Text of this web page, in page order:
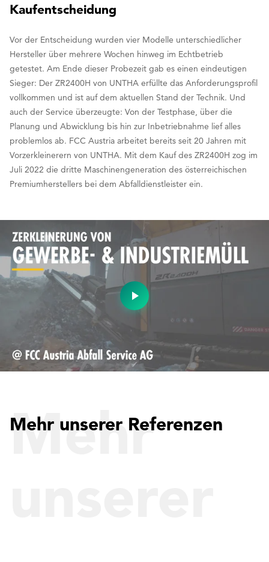
Kaufentscheidung
Vor der Entscheidung wurden vier Modelle unterschiedlicher
Hersteller über mehrere Wochen hinweg im Echtbetrieb
getestet. Am Ende dieser Probezeit gab es einen eindeutigen
Sieger: Der ZR2400H von UNTHA erfüllte das Anforderungsprofil
vollkommen und ist auf dem aktuellen Stand der Technik. Und
auch der Service überzeugte: Von der Testphase, über die
Planung und Abwicklung bis hin zur Inbetriebnahme lief alles
problemlos ab. FCC Austria arbeitet bereits seit 20 Jahren mit
Vorzerkleinerern von UNTHA. Mit dem Kauf des ZR2400H zog im
Juli 2022 die dritte Maschinengeneration des österreichischen
Premiumherstellers bei dem Abfalldienstleister ein.
Mehr
Mehr unserer Referenzen